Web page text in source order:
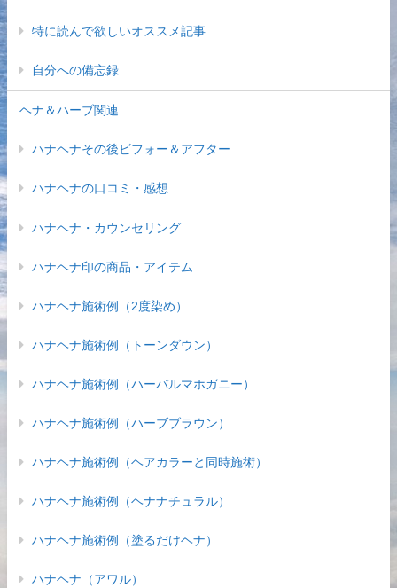
特に読んで欲しいオススメ記事
自分への備忘録
ヘナ＆ハーブ関連
ハナヘナその後ビフォー＆アフター
ハナヘナの口コミ・感想
ハナヘナ・カウンセリング
ハナヘナ印の商品・アイテム
ハナヘナ施術例（2度染め）
ハナヘナ施術例（トーンダウン）
ハナヘナ施術例（ハーバルマホガニー）
ハナヘナ施術例（ハーブブラウン）
ハナヘナ施術例（ヘアカラーと同時施術）
ハナヘナ施術例（ヘナナチュラル）
ハナヘナ施術例（塗るだけヘナ）
ハナヘナ（アワル）